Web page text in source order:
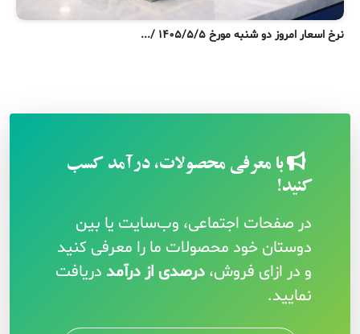
نرخ اسعار امروز دو شنبه مورخ ۱۴۰۵/۵/۵ /...
با معرفی محصولات، درآمد کسب
کنید!
در صفحات اجتماعی، وب‌سایت یا بین
دوستان خود محصولات ما را معرفی کنید
و در ازای فروش، درصدی از درآمد دریافت
نمایید.